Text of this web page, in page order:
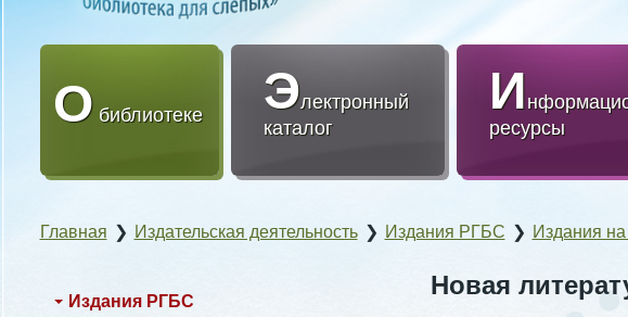
О библиотеке Электронный
каталог
И
ресурсы
Главная ❯ Издательская деятельность ❯ Издания РГБС ❯ Издания
Новая
Издания РГБС